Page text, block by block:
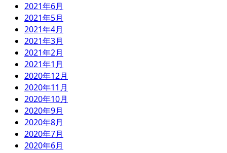
2021年6月
2021年5月
2021年4月
2021年3月
2021年2月
2021年1月
2020年12月
2020年11月
2020年10月
2020年9月
2020年8月
2020年7月
2020年6月